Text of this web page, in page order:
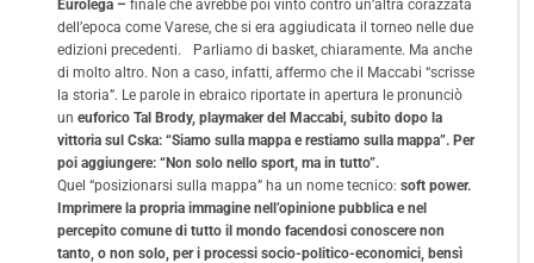
Eurolega – finale che avrebbe poi vinto contro un’altra corazzata
dell’epoca come Varese, che si era aggiudicata il torneo nelle due
edizioni precedenti. Parliamo di basket, chiaramente. Ma anche
di molto altro. Non a caso, infatti, affermo che il Maccabi “scrisse
la storia”. Le parole in ebraico riportate in apertura le pronunciò
un euforico Tal Brody, playmaker del Maccabi, subito dopo la
vittoria sul Cska: “Siamo sulla mappa e restiamo sulla mappa”. Per
poi aggiungere: “Non solo nello sport, ma in tutto”.
Quel “posizionarsi sulla mappa” ha un nome tecnico: soft power.
Imprimere la propria immagine nell’opinione pubblica e nel
percepito comune di tutto il mondo facendosi conoscere non
tanto, o non solo, per i processi socio-politico-economici, bensì